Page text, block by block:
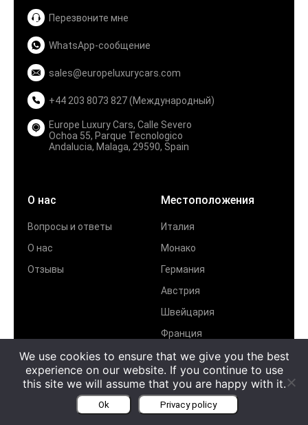
Перезвоните мне
WhatsApp-сообщение
sales@europeluxurycars.com
+44 203 8073 827 (Международный)
Europe Luxury Cars, Calle Severo
Ochoa 55, Parque Tecnologico
Andalucia, Malaga, 29590, Spain
О нас
Вопросы и ответы
О нас
Отзывы
Местоположения
Италия
Монако
Германия
Австрия
Швейцария
Франция
все места проката
Категории автомобилей
We use cookies to ensure that we give you the best
experience on our website. If you continue to use
this site we will assume that you are happy with it.
Ok Privacy policy